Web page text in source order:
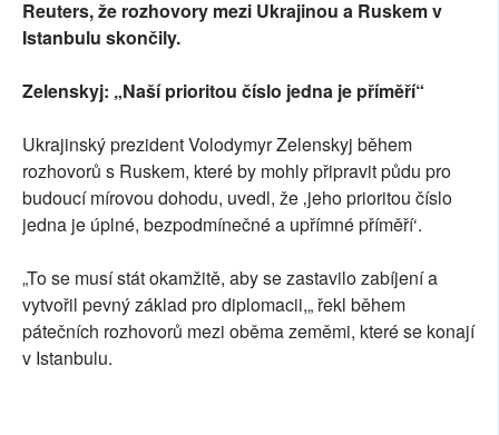
Reuters, že rozhovory mezi Ukrajinou a Ruskem v
Istanbulu skončily.
Zelenskyj: „Naší prioritou číslo jedna je příměří“
Ukrajinský prezident Volodymyr Zelenskyj během
rozhovorů s Ruskem, které by mohly připravit půdu pro
budoucí mírovou dohodu, uvedl, že ‚jeho prioritou číslo
jedna je úplné, bezpodmínečné a upřímné příměří‘.
„To se musí stát okamžitě, aby se zastavilo zabíjení a
vytvořil pevný základ pro diplomacii,„ řekl během
pátečních rozhovorů mezi oběma zeměmi, které se konají
v Istanbulu.